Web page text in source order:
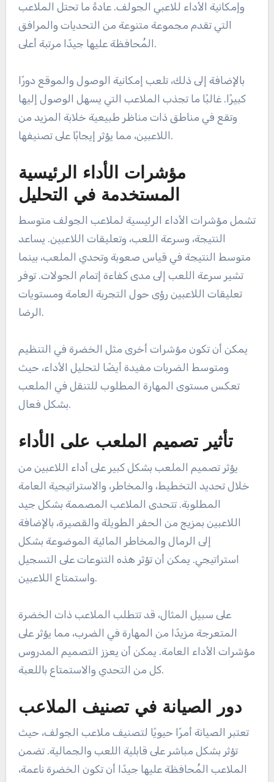
وإمكانية الأداء للاعبي الجولف. عادةً ما تحتل الملاعب
التي تقدم مجموعة متنوعة من التحديات والمرافق
المُحافظة عليها جيدًا مرتبة أعلى.
بالإضافة إلى ذلك، تلعب إمكانية الوصول والموقع دورًا
كبيرًا. غالبًا ما تجذب الملاعب التي يسهل الوصول إليها
وتقع في مناطق ذات مناظر طبيعية خلابة المزيد من
اللاعبين، مما يؤثر إيجابًا على تصنيفها.
مؤشرات الأداء الرئيسية
المستخدمة في التحليل
تشمل مؤشرات الأداء الرئيسية لملاعب الجولف متوسط
​​النتيجة، وسرعة اللعب، وتعليقات اللاعبين. يساعد
متوسط ​​النتيجة في قياس صعوبة وتحدي الملعب، بينما
تشير سرعة اللعب إلى مدى كفاءة إتمام الجولات. توفر
تعليقات اللاعبين رؤى حول التجربة العامة ومستويات
الرضا.
يمكن أن تكون مؤشرات أخرى مثل الخضرة في التنظيم
ومتوسط ​​الضربات مفيدة أيضًا لتحليل الأداء، حيث
تعكس مستوى المهارة المطلوب للتنقل في الملعب
بشكل فعال.
تأثير تصميم الملعب على الأداء
يؤثر تصميم الملعب بشكل كبير على أداء اللاعبين من
خلال تحديد التخطيط، والمخاطر، والاستراتيجية العامة
المطلوبة. تتحدى الملاعب المصممة بشكل جيد
اللاعبين بمزيج من الحفر الطويلة والقصيرة، بالإضافة
إلى الرمال والمخاطر المائية الموضوعة بشكل
استراتيجي. يمكن أن تؤثر هذه التنوعات على التسجيل
واستمتاع اللاعبين.
على سبيل المثال، قد تتطلب الملاعب ذات الخضرة
المتعرجة مزيدًا من المهارة في الضرب، مما يؤثر على
مؤشرات الأداء العامة. يمكن أن يعزز التصميم المدروس
كل من التحدي والاستمتاع باللعبة.
دور الصيانة في تصنيف الملاعب
تعتبر الصيانة أمرًا حيويًا لتصنيف ملاعب الجولف، حيث
تؤثر بشكل مباشر على قابلية اللعب والجمالية. تضمن
الملاعب المُحافظة عليها جيدًا أن تكون الخضرة ناعمة،